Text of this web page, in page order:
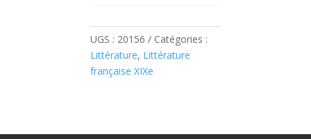
UGS : 20156
Catégories :
Littérature, Littérature
française XIXe